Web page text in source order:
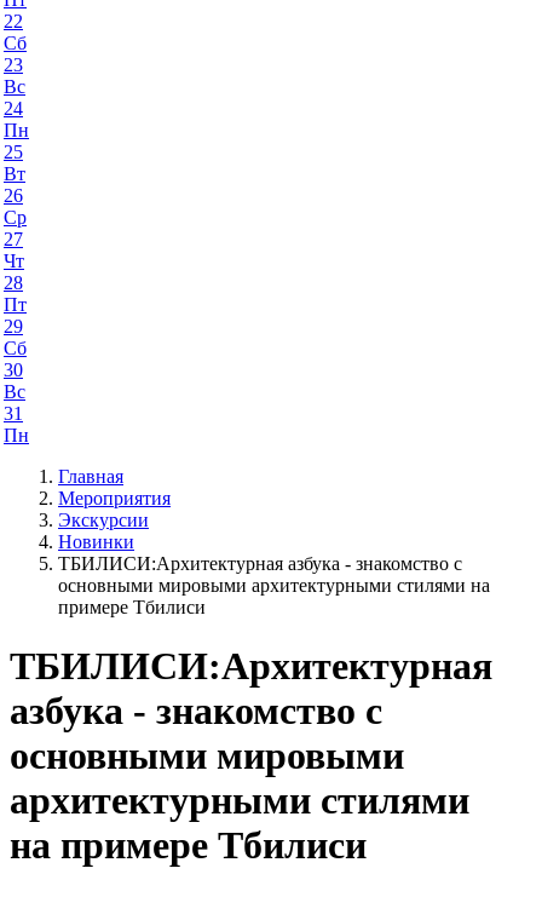
22
Сб
23
Вс
24
Пн
25
Вт
26
Ср
27
Чт
28
Пт
29
Сб
30
Вс
31
Пн
Главная
Мероприятия
Экскурсии
Новинки
ТБИЛИСИ:Архитектурная азбука - знакомство с
основными мировыми архитектурными стилями на
примере Тбилиси
ТБИЛИСИ:Архитектурная
азбука - знакомство с
основными мировыми
архитектурными стилями
на примере Тбилиси